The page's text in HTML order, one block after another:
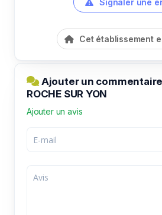
Signaler une
Cet établissement
Ajouter un
ROCHE SUR YON
Ajouter un avis